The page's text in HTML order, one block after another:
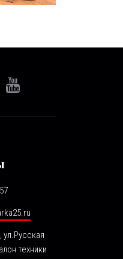
ул.Русская
техники